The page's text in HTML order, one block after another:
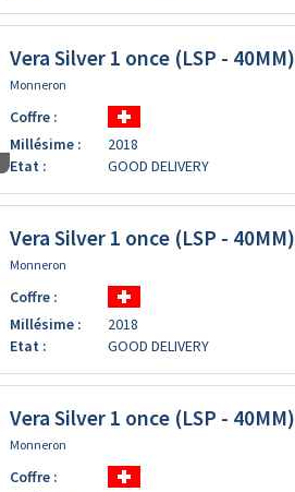
Vera Silver 1 once (LSP - 40MM)
Monneron
Coffre :
Millésime :
2018
Etat :
GOOD DELIVERY
Vera Silver 1 once (LSP - 40MM)
Monneron
Coffre :
Millésime :
2018
Etat :
GOOD DELIVERY
Vera Silver 1 once (LSP - 40MM)
Monneron
Coffre :